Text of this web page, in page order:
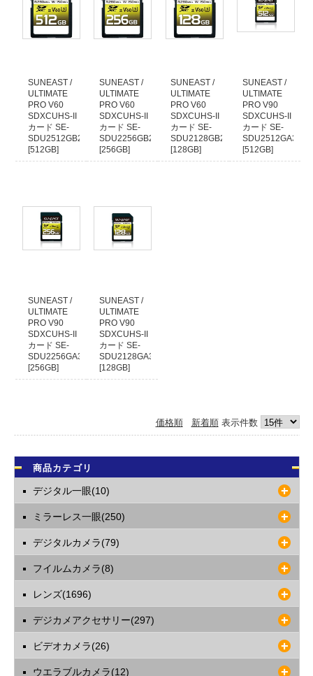
お願い申し上げます。
2017年05月12日
各クレジットカード会社の本人認証サービスをご利用いただいた場合、決済確
認時間を早めることが出来ます。
本人認証サービス以外のクレジット決済に関しましては、従来通り決済をカー
ド会社へ確認してからの発送となります。
1日程度(場合により2、3日以上)出荷までお時間がかかりますので予めご了承く
ださい。
まして取り扱いを終了いたします。
複数の代金引換注文で合計額が50万円以上になる場合は、同日での発送ができ
ません。発送日をずらしますので納期が余分にかかります。
店頭でのご購入希望のお客様へ
当店の商品は、ほとんどが倉庫で保管しておりますので
WEBサイトで在庫有りとなっておりましても、店頭には無い場合がございま
WEBサイトでご注文をしていない場合には、事前に店舗へご連絡していただき
ますようお願いいたします。
SUNEAST /
ULTIMATE
PRO V60
SDXCUHS-II
カード SE-
SDU2512GB280
[512GB]
SUNEAST /
ULTIMATE
PRO V60
SDXCUHS-II
カード SE-
SDU2256GB280
[256GB]
SUNEAST /
ULTIMATE
PRO V60
SDXCUHS-II
カード SE-
SDU2128GB280
[128GB]
SUNEAST /
ULTIMATE
PRO V90
SDXCUHS-II
カード SE-
SDU2512GA300
[512GB]
SUNEAST /
ULTIMATE
PRO V90
SDXCUHS-II
カード SE-
SDU2256GA300
[256GB]
SUNEAST /
ULTIMATE
PRO V90
SDXCUHS-II
カード SE-
SDU2128GA300
[128GB]
価格順
新着順表示件数
商品カテゴリ
デジタル一眼(10)
ミラーレス一眼(250)
デジタルカメラ(79)
フイルムカメラ(8)
レンズ(1696)
デジカメアクセサリー(297)
ビデオカメラ(26)
ウエラブルカメラ(12)